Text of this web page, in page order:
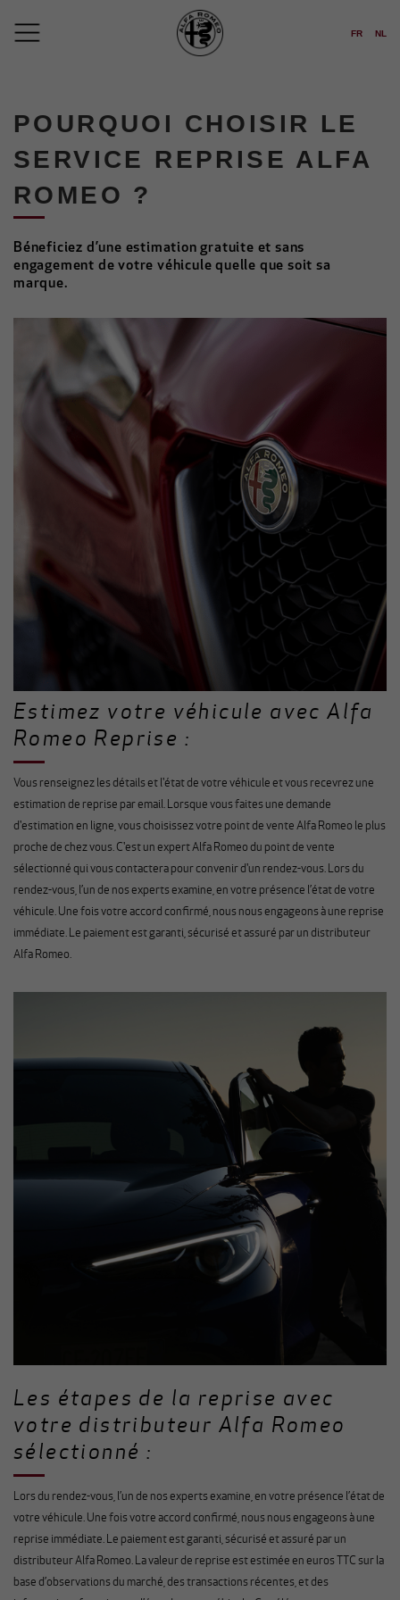
FR NL
POURQUOI CHOISIR LE
SERVICE REPRISE ALFA
ROMEO ?
Béneficiez d’une estimation gratuite et sans
engagement de votre véhicule quelle que soit sa
marque.
Estimez votre véhicule avec Alfa
Romeo Reprise :
Vous renseignez les détails et l'état de votre véhicule et vous recevrez une
estimation de reprise par email. Lorsque vous faites une demande
d'estimation en ligne, vous choisissez votre point de vente Alfa Romeo le plus
proche de chez vous. C'est un expert Alfa Romeo du point de vente
sélectionné qui vous contactera pour convenir d'un rendez-vous. Lors du
rendez-vous, l’un de nos experts examine, en votre présence l’état de votre
véhicule. Une fois votre accord confirmé, nous nous engageons à une reprise
immédiate. Le paiement est garanti, sécurisé et assuré par un distributeur
Alfa Romeo.
Les étapes de la reprise avec
votre distributeur Alfa Romeo
sélectionné :
Lors du rendez-vous, l’un de nos experts examine, en votre présence l’état de
votre véhicule. Une fois votre accord confirmé, nous nous engageons à une
reprise immédiate. Le paiement est garanti, sécurisé et assuré par un
distributeur Alfa Romeo. La valeur de reprise est estimée en euros TTC sur la
base d’observations du marché, des transactions récentes, et des